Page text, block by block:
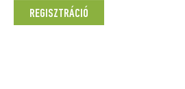
REGISZTRÁCIÓ